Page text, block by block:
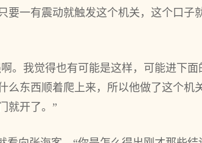
要一有震动就触发这个机关，这个口子
。我觉得也有可能是这样，可能进下面
么东西顺着爬上来，所以他做了这个机
就开了。”